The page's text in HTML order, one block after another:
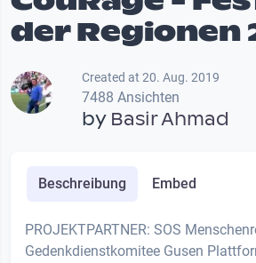
der Regionen
Created at 20. Aug. 2019
7488 Ansichten
by Basir Ahmad
Beschreibung Embed
PROJEKTPARTNER: SOS
Gedenkdienstkomitee Gusen